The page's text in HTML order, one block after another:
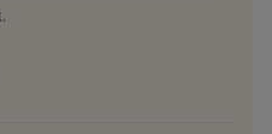
από το Υπουργείο